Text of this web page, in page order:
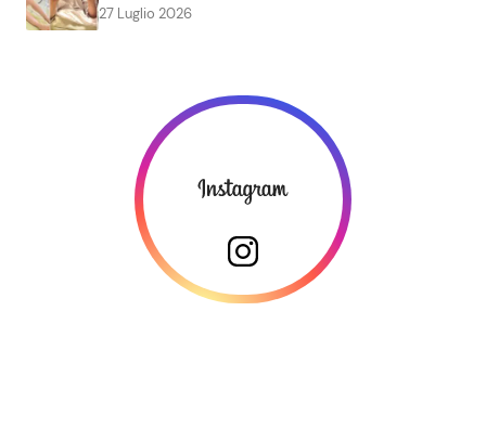
27 Luglio 2026